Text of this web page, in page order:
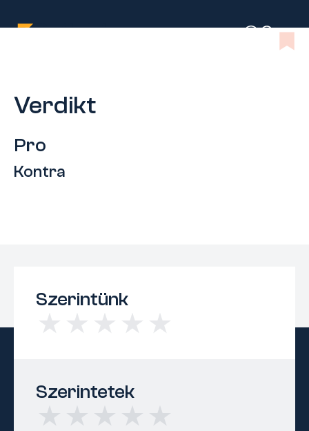
Verdikt
Pro
Kontra
Szerintünk
Szerintetek